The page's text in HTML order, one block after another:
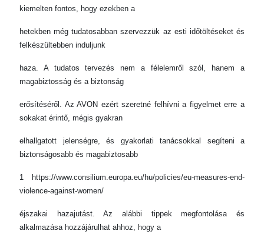
kiemelten fontos, hogy ezekben a
hetekben még tudatosabban szervezzük az esti időtöltéseket és
felkészültebben induljunk
haza. A tudatos tervezés nem a félelemről szól, hanem a
magabiztosság és a biztonság
erősítéséről. Az AVON ezért szeretné felhívni a figyelmet erre a
sokakat érintő, mégis gyakran
elhallgatott jelenségre, és gyakorlati tanácsokkal segíteni a
biztonságosabb és magabiztosabb
1 https://www.consilium.europa.eu/hu/policies/eu-measures-end-
violence-against-women/
éjszakai hazajutást. Az alábbi tippek megfontolása és
alkalmazása hozzájárulhat ahhoz, hogy a